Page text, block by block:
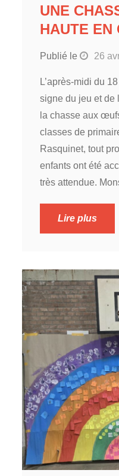
UNE
HAUTE EN
Publié le 26
L’après-midi du
signe du jeu et de
la chasse aux
classes de
Rasquinet, tout
enfants ont été
très attendue.
Lire plus